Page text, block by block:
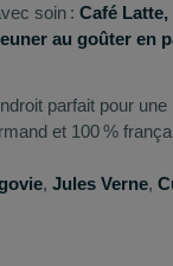
soin : Café
au goûter en
parfait pour
et 100 %
, Jules Verne,